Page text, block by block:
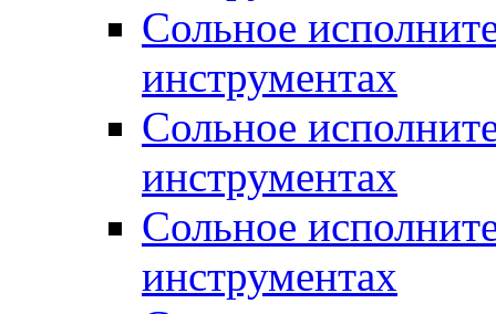
Сольное
инструментах
Сольное
инструментах
Сольное
инструментах